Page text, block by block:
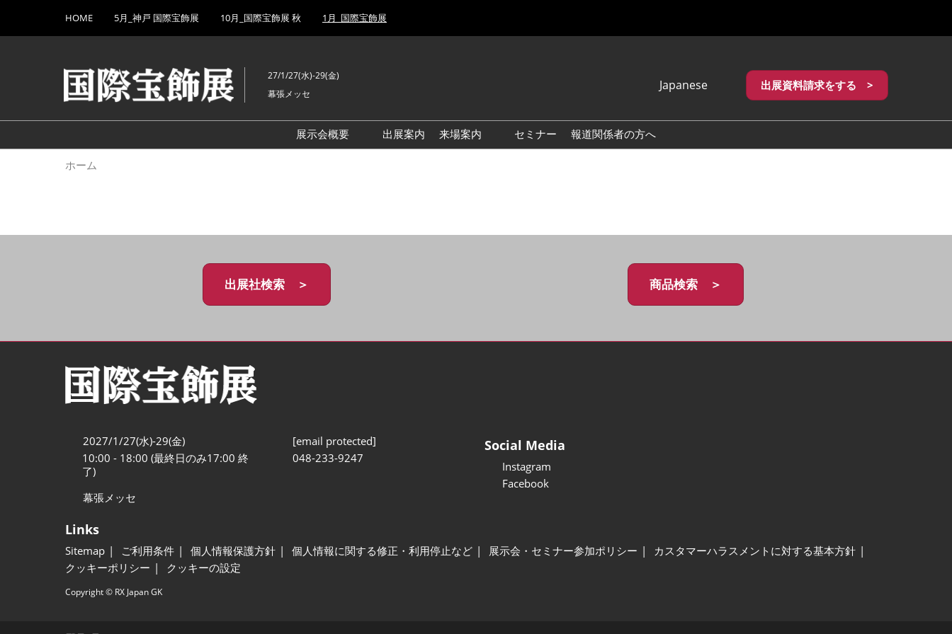
キ
し
て
to
HOME 5月_神戸 国際宝飾展 10月_国際宝飾展 秋 1月_国際宝飾展
27/1/27(水)-29(金)
幕張メッセ
Japanese
English
繁體中文
出展資料請求をする >
展示会概要
出展案内
来場案内
セミナー 報道関係者の方へ
ホーム
出展社検索 ＞ 商品検索 ＞
2027/1/27(水)-29(金)
10:00 - 18:00 (最終日のみ17:00 終
了)
幕張メッセ
[email protected]
048-233-9247
Social Media
Instagram
Facebook
Links
Sitemap ご利用条件 個人情報保護方針 個人情報に関する修正・利用停止など 展示会・セミナー参加ポリシー
カスタマーハラスメントに対する基本方針
クッキーポリシー
クッキーの設定
Copyright © RX Japan GK